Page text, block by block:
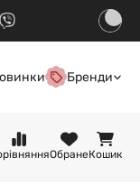
Бренди
ОбранеКошик